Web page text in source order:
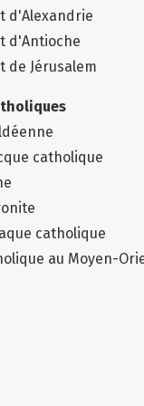
d'Alexandrie
d'Antioche
de Jérusalem
catholique
catholique
au Moyen-